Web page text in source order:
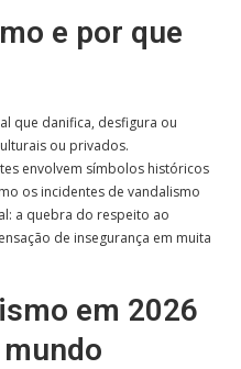
e por que
que danifica, desfigura ou
ou privados.
envolvem símbolos históricos
os incidentes de vandalismo
a quebra do respeito ao
de insegurança em muita
em 2026